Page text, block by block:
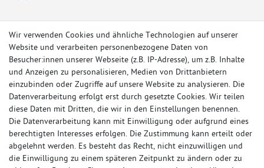
© Copyright 2026 Sportauspuff-Store.de - Alle Rechte vorbehalten.
Preisangaben inkl. gesetzlicher MwSt. und zzgl. Versandkosten
Wir verwenden Cookies und ähnliche Technologien auf unserer
Website und verarbeiten personenbezogene Daten von
Besucher:innen unserer Webseite (z.B. IP-Adresse), um z.B. Inhalte
und Anzeigen zu personalisieren, Medien von Drittanbietern
einzubinden oder Zugriffe auf unsere Website zu analysieren. Die
Datenverarbeitung erfolgt erst durch gesetzte Cookies. Wir teilen
diese Daten mit Dritten, die wir in den Einstellungen benennen.
Die Datenverarbeitung kann mit Einwilligung oder aufgrund eines
berechtigten Interesses erfolgen. Die Zustimmung kann erteilt oder
abgelehnt werden. Es besteht das Recht, nicht einzuwilligen und
die Einwilligung zu einem späteren Zeitpunkt zu ändern oder zu